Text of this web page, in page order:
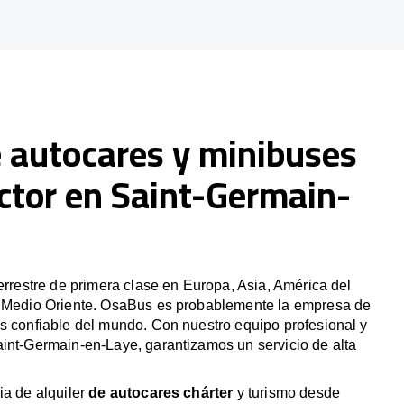
y minibuses
en Saint-Germain-
de primera clase en Europa, Asia, América del
Oriente. OsaBus es probablemente la empresa de
confiable del mundo. Con nuestro equipo profesional y
Germain-en-Laye, garantizamos un servicio de alta
de alquilerde autocares chárter y turismo desde